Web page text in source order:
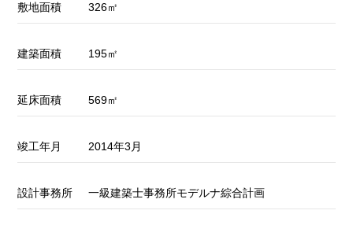
敷地面積 326㎡
建築面積 195㎡
延床面積 569㎡
竣工年月 2014年3月
設計事務所 一級建築士事務所モデルナ綜合計画